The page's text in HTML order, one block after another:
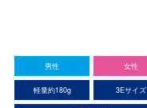
男性 女性
軽量約180g 3Eサイズ